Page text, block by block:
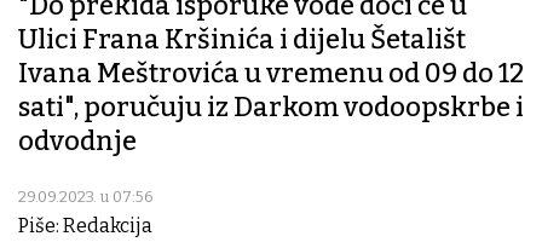
Ulici Frana Kršinića i dijelu Šetališt
Ivana Meštrovića u vremenu od 09 do 12
sati", poručuju iz Darkom vodoopskrbe i
odvodnje
29.09.2023. u 07:56
Piše: Redakcija